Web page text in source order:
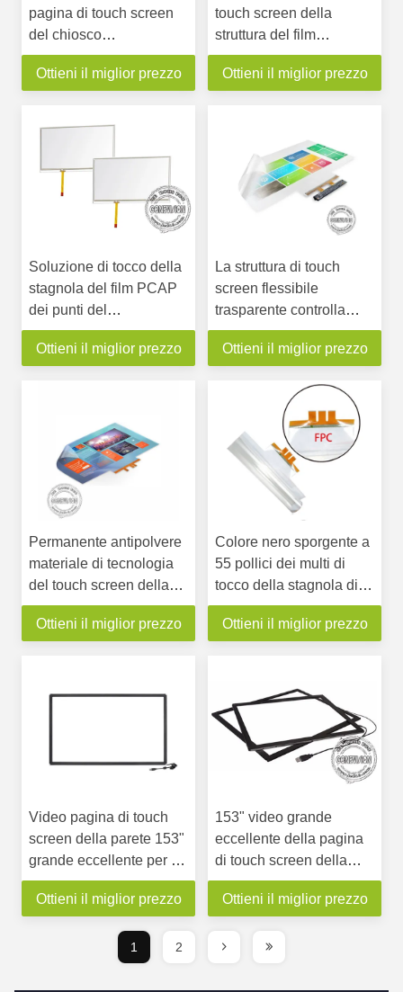
pagina di touch screen
del chiosco
interattivo/una garanzia
a 43 pollici trasparente 1
Ottieni il miglior prezzo
touch screen della
struttura del film
dell'ANNUNCIO
dimensione nana PCAP
Ottieni il miglior prezzo
Soluzione di tocco della
stagnola del film PCAP
dei punti del
contrassegno 2-100 di
Digital del touch screen
Ottieni il miglior prezzo
La struttura di touch
screen flessibile
trasparente controlla
pagina aperta 10 punti
per il chiosco LCD
Ottieni il miglior prezzo
Permanente antipolvere
materiale di tecnologia
del touch screen della
cifra della stagnola
dell'ANIMALE
Ottieni il miglior prezzo
Colore nero sporgente a
55 pollici dei multi di
tocco della stagnola di
USB dell'interfaccia 10
punti nani di tocco
Ottieni il miglior prezzo
Video pagina di touch
screen della parete 153"
grande eccellente per il
monitor a 49 pollici della
parete 3X2
Ottieni il miglior prezzo
153" video grande
eccellente della pagina
di touch screen della
parete per il monitor a 49
pollici della parete 3X2
Ottieni il miglior prezzo
1 2